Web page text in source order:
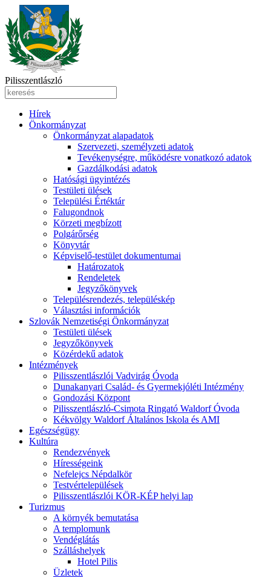
Pilisszentlászló
Hírek
Önkormányzat
Önkormányzat alapadatok
Szervezeti, személyzeti adatok
Tevékenységre, működésre vonatkozó adatok
Gazdálkodási adatok
Hatósági ügyintézés
Testületi ülések
Települési Értéktár
Falugondnok
Körzeti megbízott
Polgárőrség
Könyvtár
Képviselő-testület dokumentumai
Határozatok
Rendeletek
Jegyzőkönyvek
Településrendezés, településkép
Választási információk
Szlovák Nemzetiségi Önkormányzat
Testületi ülések
Jegyzőkönyvek
Közérdekű adatok
Intézmények
Pilisszentlászlói Vadvirág Óvoda
Dunakanyari Család- és Gyermekjóléti Intézmény
Gondozási Központ
Pilisszentlászló-Csimota Ringató Waldorf Óvoda
Kékvölgy Waldorf Általános Iskola és AMI
Egészségügy
Kultúra
Rendezvények
Hírességeink
Nefelejcs Népdalkör
Testvértelepülések
Pilisszentlászlói KÖR-KÉP helyi lap
Turizmus
A környék bemutatása
A templomunk
Vendéglátás
Szálláshelyek
Hotel Pilis
Üzletek